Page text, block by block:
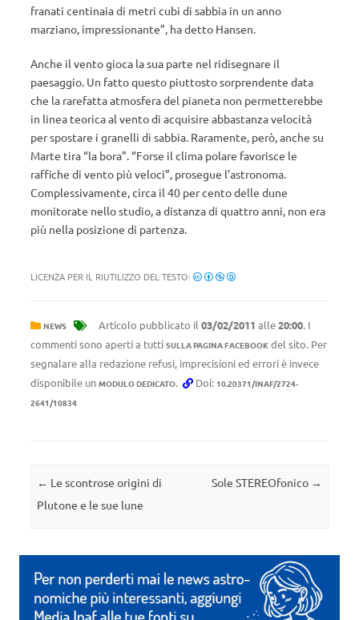
franati centinaia di metri cubi di sabbia in un anno
marziano, impressionante”, ha detto Hansen.
Anche il vento gioca la sua parte nel ridisegnare il
paesaggio. Un fatto questo piuttosto sorprendente data
che la rarefatta atmosfera del pianeta non permetterebbe
in linea teorica al vento di acquisire abbastanza velocità
per spostare i granelli di sabbia. Raramente, però, anche su
Marte tira “la bora”. “Forse il clima polare favorisce le
raffiche di vento più veloci”, prosegue l’astronoma.
Complessivamente, circa il 40 per cento delle dune
monitorate nello studio, a distanza di quattro anni, non era
più nella posizione di partenza.
LICENZA PER IL RIUTILIZZO DEL TESTO:
NEWS Articolo pubblicato il 03/02/2011 alle20:00. I
commenti sono aperti a tutti SULLA PAGINA FACEBOOK del sito. Per
segnalare alla redazione refusi, imprecisioni ed errori è invece
disponibile un MODULO DEDICATO. Doi: 10.20371/INAF/2724-
2641/10834
Navigazione articolo
← Le scontrose origini di
Plutone e le sue lune
Sole STEREOfonico →